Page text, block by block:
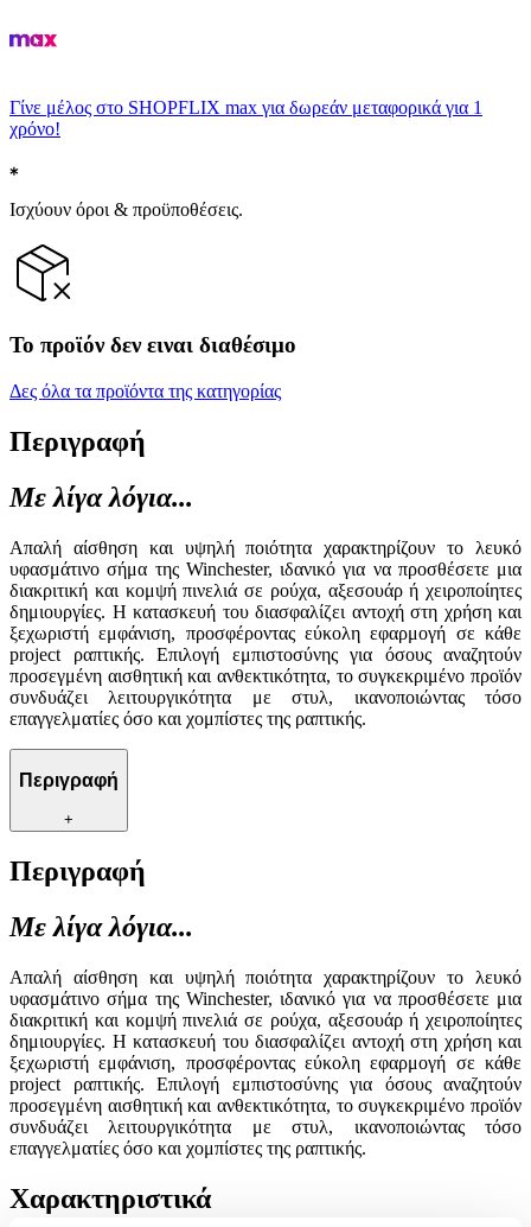
Γίνε μέλος στο SHOPFLIX max για δωρεάν μεταφορικά για 1
χρόνο!
Ισχύουν όροι & προϋποθέσεις.
Το προϊόν δεν ειναι διαθέσιμο
Δες όλα τα προϊόντα της κατηγορίας
Περιγραφή
Με λίγα λόγια...
Απαλή αίσθηση και υψηλή ποιότητα χαρακτηρίζουν το λευκό
υφασμάτινο σήμα της Winchester, ιδανικό για να προσθέσετε μια
διακριτική και κομψή πινελιά σε ρούχα, αξεσουάρ ή χειροποίητες
δημιουργίες. Η κατασκευή του διασφαλίζει αντοχή στη χρήση και
ξεχωριστή εμφάνιση, προσφέροντας εύκολη εφαρμογή σε κάθε
project ραπτικής. Επιλογή εμπιστοσύνης για όσους αναζητούν
προσεγμένη αισθητική και ανθεκτικότητα, το συγκεκριμένο προϊόν
συνδυάζει λειτουργικότητα με στυλ, ικανοποιώντας τόσο
επαγγελματίες όσο και χομπίστες της ραπτικής.
Περιγραφή
+
Περιγραφή
Με λίγα λόγια...
Απαλή αίσθηση και υψηλή ποιότητα χαρακτηρίζουν το λευκό
υφασμάτινο σήμα της Winchester, ιδανικό για να προσθέσετε μια
διακριτική και κομψή πινελιά σε ρούχα, αξεσουάρ ή χειροποίητες
δημιουργίες. Η κατασκευή του διασφαλίζει αντοχή στη χρήση και
ξεχωριστή εμφάνιση, προσφέροντας εύκολη εφαρμογή σε κάθε
project ραπτικής. Επιλογή εμπιστοσύνης για όσους αναζητούν
προσεγμένη αισθητική και ανθεκτικότητα, το συγκεκριμένο προϊόν
συνδυάζει λειτουργικότητα με στυλ, ικανοποιώντας τόσο
επαγγελματίες όσο και χομπίστες της ραπτικής.
Χαρακτηριστικά